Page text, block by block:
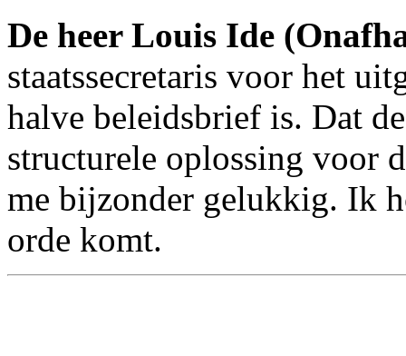
De heer Louis Ide
staatssecretaris voor het
halve beleidsbrief is. Dat
structurele oplossing voor
me bijzonder gelukkig. Ik
orde komt.